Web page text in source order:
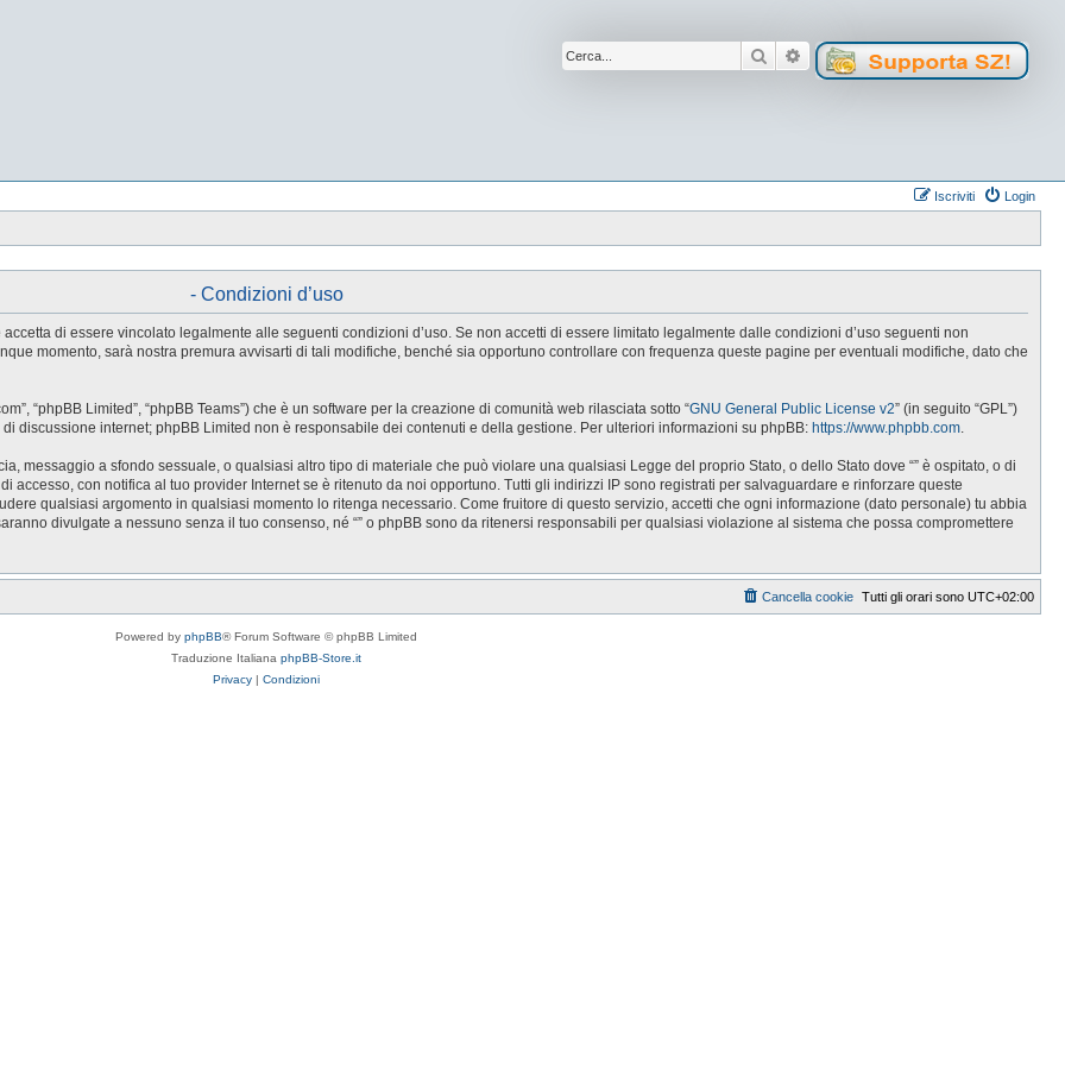
Cerca Ricerca avanzata
Login
Iscriviti
- Condizioni d’uso
accetta di essere vincolato legalmente alle seguenti condizioni d’uso. Se non accetti di essere limitato legalmente dalle condizioni d’uso seguenti non
momento, sarà nostra premura avvisarti di tali modifiche, benché sia opportuno controllare con frequenza queste pagine per eventuali modifiche, dato che
“phpBB Limited”, “phpBB Teams”) che è un software per la creazione di comunità web rilasciata sotto “GNU General Public License v2” (in seguito “GPL”)
discussione internet; phpBB Limited non è responsabile dei contenuti e della gestione. Per ulteriori informazioni su phpBB: https://www.phpbb.com.
messaggio a sfondo sessuale, o qualsiasi altro tipo di materiale che può violare una qualsiasi Legge del proprio Stato, o dello Stato dove “” è ospitato, o di
accesso, con notifica al tuo provider Internet se è ritenuto da noi opportuno. Tutti gli indirizzi IP sono registrati per salvaguardare e rinforzare queste
qualsiasi argomento in qualsiasi momento lo ritenga necessario. Come fruitore di questo servizio, accetti che ogni informazione (dato personale) tu abbia
divulgate a nessuno senza il tuo consenso, né “” o phpBB sono da ritenersi responsabili per qualsiasi violazione al sistema che possa compromettere
Tutti gli orari sono UTC+02:00
Cancella cookie
Powered by phpBB® Forum Software © phpBB Limited
Traduzione Italiana phpBB-Store.it
Privacy | Condizioni